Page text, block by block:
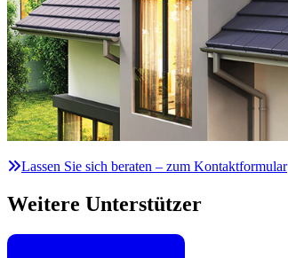
Lassen Sie sich beraten – zum Kontaktformular
Weitere Unterstützer